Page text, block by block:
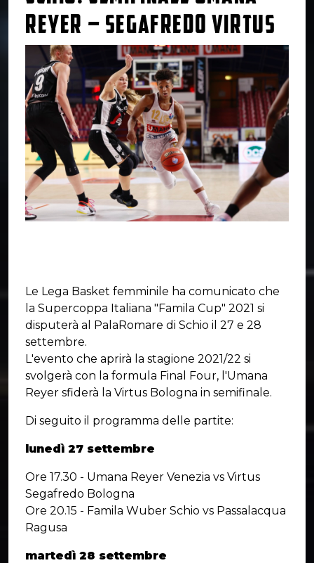
REYER – SEGAFREDO VIRTUS
Le Lega Basket femminile ha comunicato che
la Supercoppa Italiana "Famila Cup" 2021 si
disputerà al PalaRomare di Schio il 27 e 28
settembre.
L'evento che aprirà la stagione 2021/22 si
svolgerà con la formula Final Four, l'Umana
Reyer sfiderà la Virtus Bologna in semifinale.
Di seguito il programma delle partite:
lunedì 27 settembre
Ore 17.30 - Umana Reyer Venezia vs Virtus
Segafredo Bologna
Ore 20.15 - Famila Wuber Schio vs Passalacqua
Ragusa
martedì 28 settembre